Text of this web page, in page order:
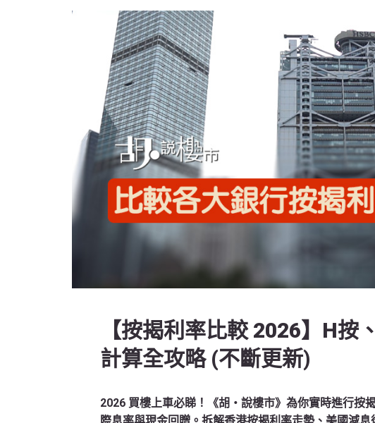
【按揭利率比較 2026】H按
計算全攻略 (不斷更新)
2026 買樓上車必睇！《胡‧說樓市》為你實時進行按